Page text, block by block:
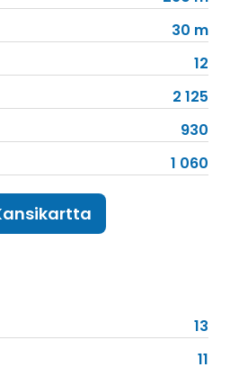
30 m
12
2 125
930
1 060
13
11